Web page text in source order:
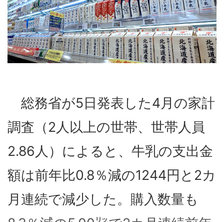
総務省が5日発表した4月の家計
調査（2人以上の世帯、世帯人員
2.86人）によると、牛乳の支出金
額は前年比0.8％減の1244円と2カ
月連続で減少した。購入数量も